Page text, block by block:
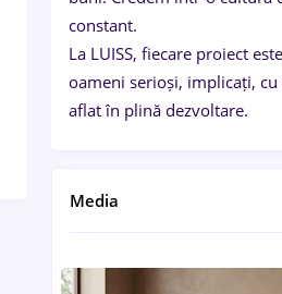
constant.
La LUISS, fiecare proiect
oameni serioși, implicați,
aflat în plină dezvoltare.
Media